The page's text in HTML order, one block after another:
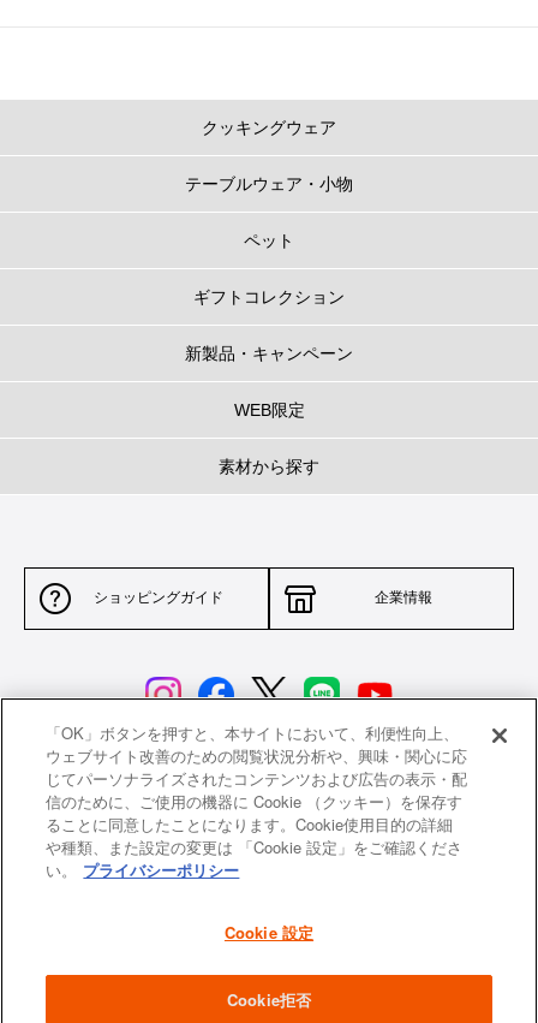
1. うまみを閉じ込める、だからおいしい
フタの3カ所に突起があることで、隙間からゆっくり均一に蒸気を逃がし、う
まみが凝縮されていきます。また、吹きこぼれしにくく、安全面にも配慮し
ドーム型のフタが熱と蒸気を対流させ、食材を包み込むように熱が循環しま
す。均一にじっくりと加熱された野菜はさらに甘く、肉や魚はふっくらと柔
鋳物ホーロー鍋で気になるのは、その重さ。お鍋の重さは保温性や蓄熱性を
クッキングウェア
テーブルウェア・小物
ペット
ギフトコレクション
新製品・キャンペーン
WEB限定
素材から探す
ショッピングガイド 企業情報
サイトポリシー 特定商取引法に基づく表示
並行輸入品について 個人情報保護方針
返品について
よくあるご質問 お問い合わせ
「OK」ボタンを押すと、本サイトにおいて、利便性向上、
ウェブサイト改善のための閲覧状況分析や、興味・関心に応
じてパーソナライズされたコンテンツおよび広告の表示・配
信のために、ご使用の機器に Cookie （クッキー）を保存す
ることに同意したことになります。Cookie使用目的の詳細
や種類、また設定の変更は 「Cookie 設定」をご確認くださ
い。
プライバシーポリシー
Cookie 設定
Cookie拒否